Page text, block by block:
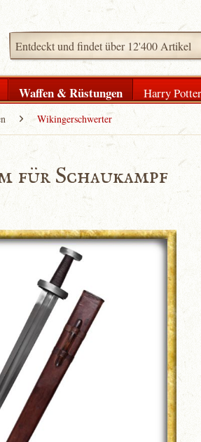
Waffen & Rüstungen Harry Potter
Wikingerschwerter
für Schaukampf